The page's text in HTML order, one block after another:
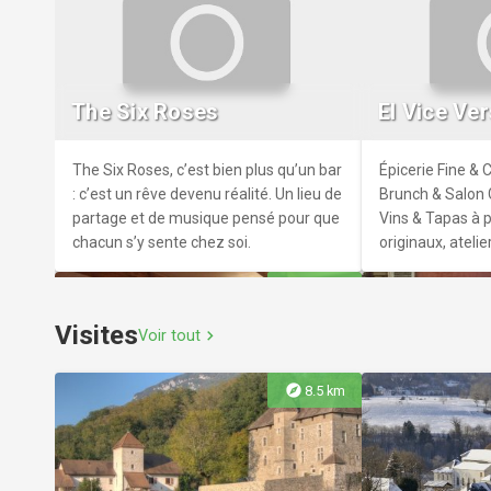
Le pont des z'arts
Galerie d'Art associative. Propose tout
au long de l'année des expositions de
peintures et sculptures d'artistes
d'année, des projections de films
d'artistes.
Musée
Venez
de Portout
de Savière
gratuite.
The Six Roses
The Six Roses, c’est bien plus qu’un bar
: c’est un rêve devenu réalité. Un lieu de
partage et de musique pensé pour que
chacun s’y sente chez soi.
El Vice
Épicerie Fine &
Brunch & Salon
Vins & Tapas à
originaux,
Beer o'clock Au Fût et
VisitesVoir tout chevron_right
explore 8.5 km